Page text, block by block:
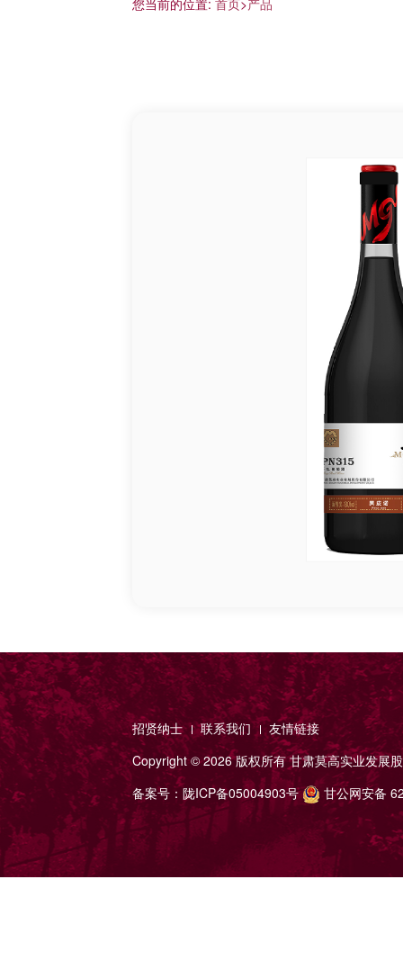
您当前的位置: 首页>产品
招贤纳士 联系我们
友情链接
Copyright ©2026 版权所有甘肃莫高实业发展
备案号：陇ICP备05004903号 甘公网安备